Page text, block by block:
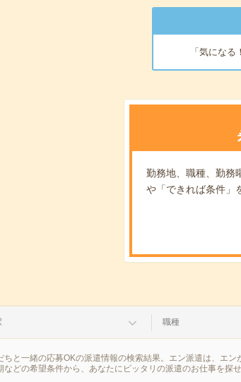
「気にな
勤務地、職種、勤務
や「できれば条件」
職種
ちと一緒の応募OKの派遣情報の検索結果。エン派遣は、エ
どの希望条件から、あなたにピッタリの派遣のお仕事を探せ